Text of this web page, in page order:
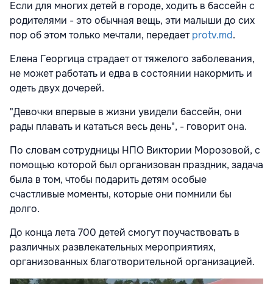
Если для многих детей в городе, ходить в бассейн с
родителями - это обычная вещь, эти малыши до сих
пор об этом только мечтали, передаетprotv.md.
Елена Георгица страдает от тяжелого заболевания,
не может работать и едва в состоянии накормить и
одеть двух дочерей.
"Девочки впервые в жизни увидели бассейн, они
рады плавать и кататься весь день", - говорит она.
По словам сотрудницы НПО Виктории Морозовой, с
помощью которой был организован праздник, задача
была в том, чтобы подарить детям особые
счастливые моменты, которые они помнили бы
долго.
До конца лета 700 детей смогут поучаствовать в
различных развлекательных мероприятиях,
организованных благотворительной организацией.